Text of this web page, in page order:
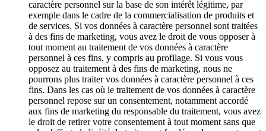
caractère personnel sur la base de son intérêt légitime, par
exemple dans le cadre de la commercialisation de produits et
de services. Si vos données à caractère personnel sont traitées
à des fins de marketing, vous avez le droit de vous opposer à
tout moment au traitement de vos données à caractère
personnel à ces fins, y compris au profilage. Si vous vous
opposez au traitement à des fins de marketing, nous ne
pourrons plus traiter vos données à caractère personnel à ces
fins. Dans les cas où le traitement de vos données à caractère
personnel repose sur un consentement, notamment accordé
aux fins de marketing du responsable du traitement, vous avez
le droit de retirer votre consentement à tout moment sans que